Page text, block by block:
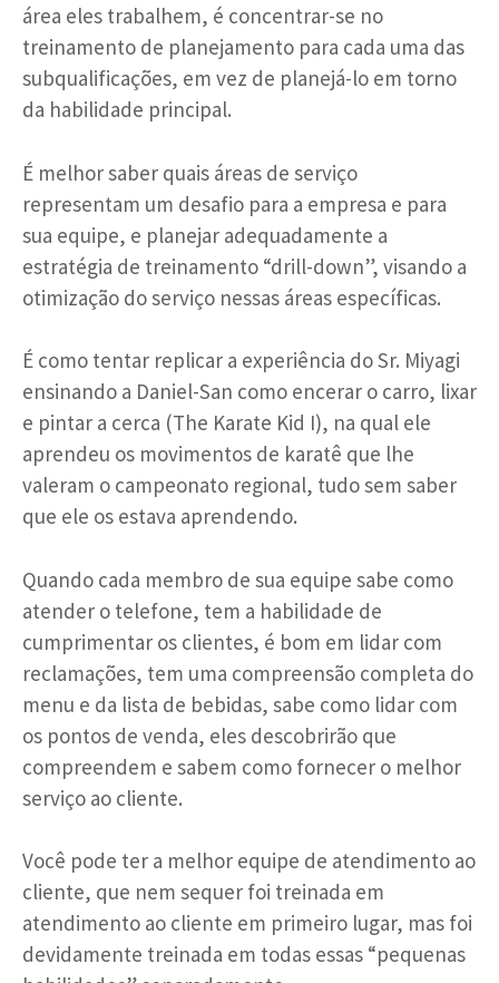
área eles trabalhem, é concentrar-se no
treinamento de planejamento para cada uma das
subqualificações, em vez de planejá-lo em torno
da habilidade principal.
É melhor saber quais áreas de serviço
representam um desafio para a empresa e para
sua equipe, e planejar adequadamente a
estratégia de treinamento “drill-down”, visando a
otimização do serviço nessas áreas específicas.
É como tentar replicar a experiência do Sr. Miyagi
ensinando a Daniel-San como encerar o carro, lixar
e pintar a cerca (The Karate Kid I), na qual ele
aprendeu os movimentos de karatê que lhe
valeram o campeonato regional, tudo sem saber
que ele os estava aprendendo.
Quando cada membro de sua equipe sabe como
atender o telefone, tem a habilidade de
cumprimentar os clientes, é bom em lidar com
reclamações, tem uma compreensão completa do
menu e da lista de bebidas, sabe como lidar com
os pontos de venda, eles descobrirão que
compreendem e sabem como fornecer o melhor
serviço ao cliente.
Você pode ter a melhor equipe de atendimento ao
cliente, que nem sequer foi treinada em
atendimento ao cliente em primeiro lugar, mas foi
devidamente treinada em todas essas “pequenas